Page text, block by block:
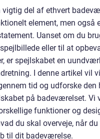
vigtig del af ethvert
element, men også
Uanset om du
eller til at
er spejlskabet en
I denne artikel vil
tid og udforske den
på badeværelset. Vi
funktioner og
du skal overveje, når
til dit badeværelse.